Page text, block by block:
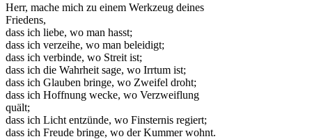
Herr, mache mich zu einem Werkzeug deines
Friedens,
dass ich liebe, wo man hasst;
dass ich verzeihe, wo man beleidigt;
dass ich verbinde, wo Streit ist;
dass ich die Wahrheit sage, wo Irrtum ist;
dass ich Glauben bringe, wo Zweifel droht;
dass ich Hoffnung wecke, wo Verzweiflung
quält;
dass ich Licht entzünde, wo Finsternis regiert;
dass ich Freude bringe, wo der Kummer wohnt.